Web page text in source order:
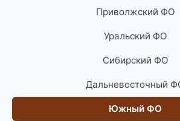
Приволжский ФО
Уральский ФО
Сибирский ФО
Дальневосточный
Южный ФО